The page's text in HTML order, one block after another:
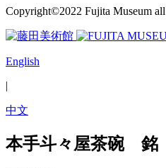
Copyright©2022 Fujita Museum all
English
|
中文
本手斗々屋茶碗